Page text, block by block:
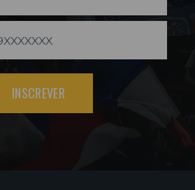
INSCREVER